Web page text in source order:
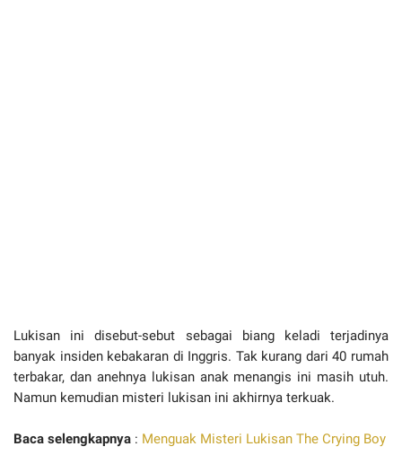
Lukisan ini disebut-sebut sebagai biang keladi terjadinya
banyak insiden kebakaran di Inggris. Tak kurang dari 40 rumah
terbakar, dan anehnya lukisan anak menangis ini masih utuh.
Namun kemudian misteri lukisan ini akhirnya terkuak.
Baca selengkapnya : Menguak Misteri Lukisan The Crying Boy